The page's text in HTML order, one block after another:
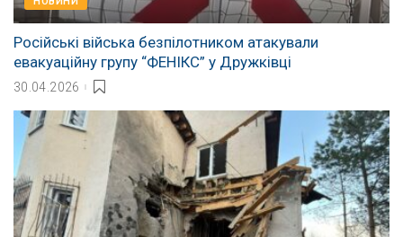
Російські війська безпілотником атакували
евакуаційну групу “ФЕНІКС” у Дружківці
30.04.2026